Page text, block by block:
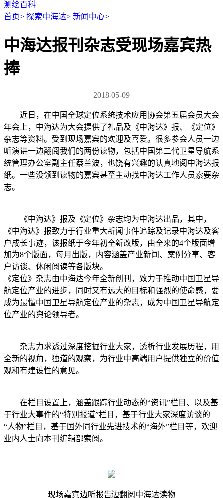
测绘百科
首页> 探索中海达> 新闻中心>
中海达报刊杂志受现场嘉宾热
捧
2018-05-09
近日，在中国全球定位系统技术应用协会第五届会员大会
年会上，中海达为大会提供了礼品及《中海达》报、《定位》
杂志等资料。受到现场嘉宾的欢迎及喜爱。很多参会人员一边
听演讲一边翻阅我们的两份读物，包括中国第二代卫星导航系
统管理办公室副主任蔡兰波，也饶有兴趣的认真地阅中海达报
纸。一些没领到读物的嘉宾甚至主动找中海达工作人员索要杂
志。
《中海达》报及《定位》杂志均为中海达出品，其中，
《中海达》报致力于行业重大新闻事件追踪及记录中海达及客
户成长事迹，该报纸于今年初全新改版，由全来的4个版面增
加为8个版面，每月出版，内容涵盖产业新闻、案例分享、客
户访谈、休闲阅读等各版块。
《定位》杂志由中海达今年全新创刊，致力于推动中国卫星导
航定位产业的进步，同时又有远大的目标和强烈的使命感，要
成为最懂中国卫星导航定位产业的杂志，成为中国卫星导航定
位产业的舆论领导者。
杂志力求透过深度挖掘行业大家，透析行业发展历程，用
全新的视角，独道的观察，为行业中高端用户提供独立的价值
观和有建设性的意见。
在栏目设置上，涵盖跟踪行业动态的“资讯”栏目、以及基
于行业大事件的“特别报道”栏目，基于行业大家深度访谈的
“人物”栏目，基于国外同行业先进技术的“海外”栏目等，欢迎
业内人士向本刊编辑部索阅。
现场嘉宾边听报告边翻阅中海达读物